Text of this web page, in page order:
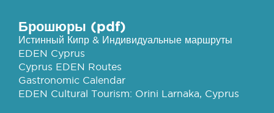
Брошюры (pdf)
Истинный Кипр & Индивидуальные маршруты
EDEN Cyprus
Cyprus EDEN Routes
Gastronomic Calendar
EDEN Cultural Tourism: Orini Larnaka, Cyprus